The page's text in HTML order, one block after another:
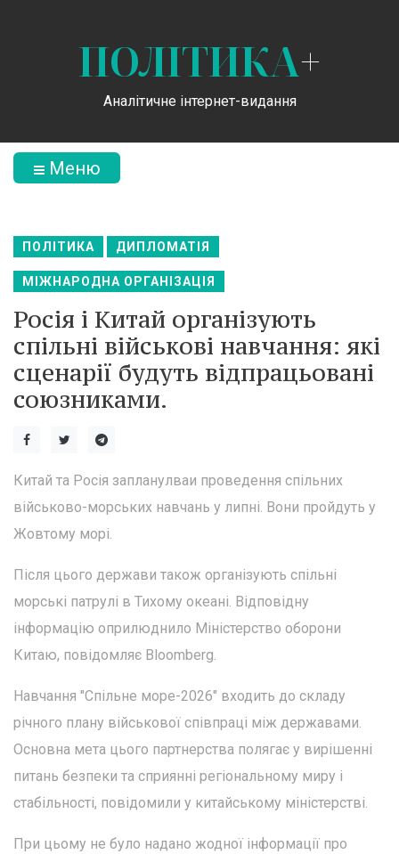
ПОЛІТИКА+
Аналітичне інтернет-видання
Меню
ПОЛІТИКА ДИПЛОМАТІЯ
МІЖНАРОДНА ОРГАНІЗАЦІЯ
Росія і Китай організують
спільні військові навчання: які
сценарії будуть відпрацьовані
союзниками.
Китай та Росія запланулваи проведення спільних
військово-морських навчань у липні. Вони пройдуть у
Жовтому морі.
Після цього держави також організують спільні
морські патрулі в Тихому океані. Відповідну
інформацію оприлюднило Міністерство оборони
Китаю, повідомляє Bloomberg.
Навчання "Спільне море-2026" входить до складу
річного плану військової співпраці між державами.
Основна мета цього партнерства полягає у вирішенні
питань безпеки та сприянні регіональному миру і
стабільності, повідомили у китайському міністерстві.
При цьому не було надано жодної інформації про